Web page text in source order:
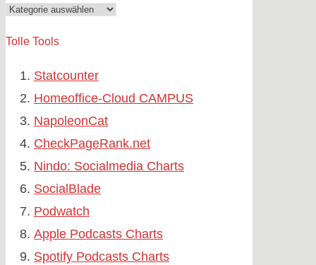
Kategorien
Tolle Tools
Statcounter
Homeoffice-Cloud CAMPUS
NapoleonCat
CheckPageRank.net
Nindo: Socialmedia Charts
SocialBlade
Podwatch
Apple Podcasts Charts
Spotify Podcasts Charts